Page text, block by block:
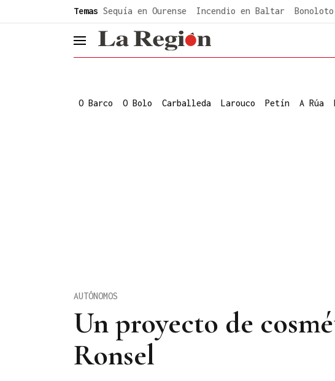
Temas Sequía en Ourense Incendio en Baltar
header.menu.open
O Barco O Bolo Carballeda Larouco Petín A Rúa
Un proyecto de
Ronsel
AUTÓNOMOS